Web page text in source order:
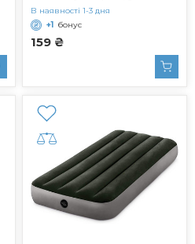
159 ₴
В наявності 1-3 дня
+1 бонус